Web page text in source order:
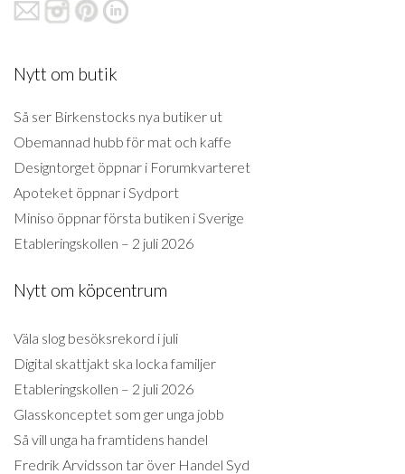
Nytt om butik
Så ser Birkenstocks nya butiker ut
Obemannad hubb för mat och kaffe
Designtorget öppnar i Forumkvarteret
Apoteket öppnar i Sydport
Miniso öppnar första butiken i Sverige
Etableringskollen – 2 juli 2026
Nytt om köpcentrum
Väla slog besöksrekord i juli
Digital skattjakt ska locka familjer
Etableringskollen – 2 juli 2026
Glasskonceptet som ger unga jobb
Så vill unga ha framtidens handel
Fredrik Arvidsson tar över Handel Syd